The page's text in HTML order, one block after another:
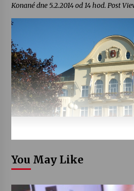
Konané dne 5.2.2014 od 14 hod. Post
You May Like